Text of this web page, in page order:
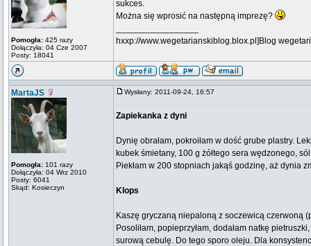
Pomogła: 425 razy
Dołączyła: 04 Cze 2007
Posty: 18041
sukces.
Można się wprosić na następną imprezę?
hxxp://www.wegetarianskiblog.blox.pl]Blog
MartaJS
Pomogła: 101 razy
Dołączyła: 04 Wrz 2010
Posty: 6041
Skąd: Kosieczyn
Wysłany: 2011-09-24, 16:57
Zapiekanka z dyni
Dynię obrałam, pokroiłam w dość grube plastry.
kubek śmietany, 100 g żółtego sera wędzonego,
Piekłam w 200 stopniach jakąś godzinę, aż dynia
Klops
Kaszę gryczaną niepaloną z soczewicą czerwoną
Posoliłam, popieprzyłam, dodałam natkę
surową cebulę. Do tego sporo oleju. Dla